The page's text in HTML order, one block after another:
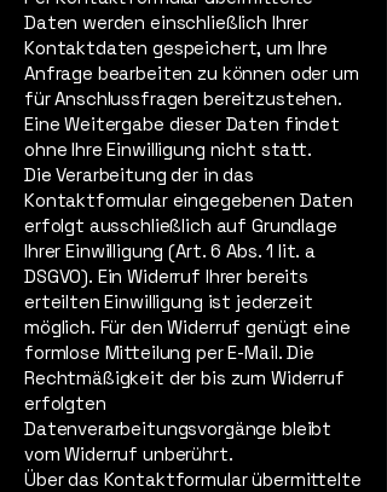
Daten werden einschließlich Ihrer
Kontaktdaten gespeichert, um Ihre
Anfrage bearbeiten zu können oder um
für Anschlussfragen bereitzustehen.
Eine Weitergabe dieser Daten findet
ohne Ihre Einwilligung nicht statt.
Die Verarbeitung der in das
Kontaktformular eingegebenen Daten
erfolgt ausschließlich auf Grundlage
Ihrer Einwilligung (Art. 6 Abs. 1 lit. a
DSGVO). Ein Widerruf Ihrer bereits
erteilten Einwilligung ist jederzeit
möglich. Für den Widerruf genügt eine
formlose Mitteilung per E-Mail. Die
Rechtmäßigkeit der bis zum Widerruf
erfolgten
Datenverarbeitungsvorgänge bleibt
vom Widerruf unberührt.
Über das Kontaktformular übermittelte